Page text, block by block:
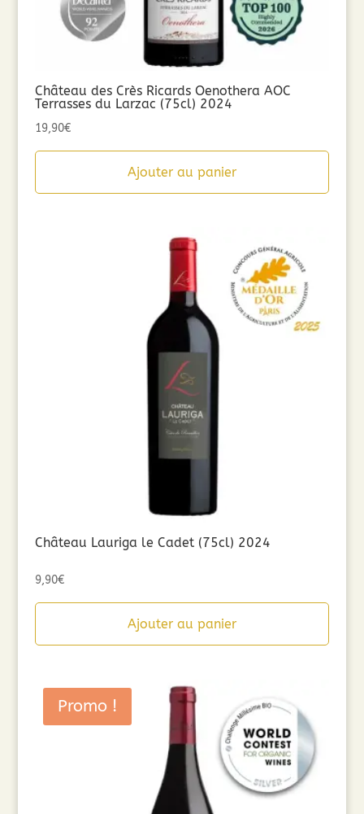
Château des Crès Ricards Oenothera AOC
Terrasses du Larzac (75cl) 2024
19,90€
Ajouter au panier
Château Lauriga le Cadet (75cl) 2024
9,90€
Ajouter au panier
Promo !